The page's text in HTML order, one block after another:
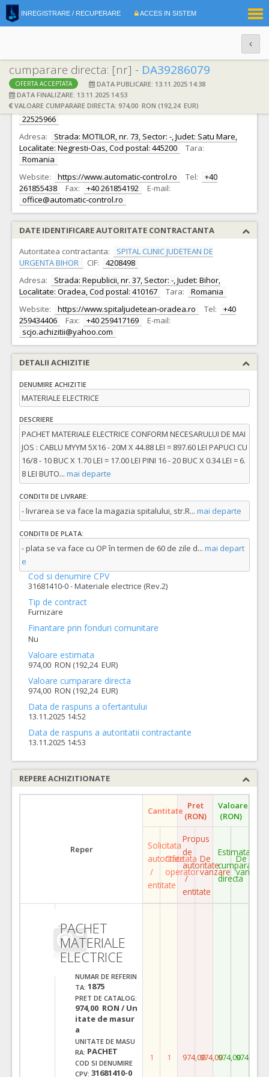
INREGISTRARE / RECUPERARE ACCES IN SISTEM
cumparare directa: [nr] - DA39286079
OFERTA ACCEPTATA
DATA PUBLICARE: 13.11.2025 14:38
DATA FINALIZARE: 13.11.2025 14:53
VALOARE CUMPARARE DIRECTA: 974,00 RON (192,24 EUR)
DATE IDENTIFICARE OFERTANT
Ofertant: S.C. AUTOMATIC CONTROL S.R.L. S.R.L.
22525966
Adresa:
Strada: MOTILOR, nr. 73, Sector: -, Judet: Satu Mare,
Localitate: Negresti-Oas, Cod postal: 445200
Tara:
Romania
Website:
https://www.automatic-control.ro Tel:
+40
261855438
Fax: +40 261854192
E-mail:
office@automatic-control.ro
DATE IDENTIFICARE AUTORITATE CONTRACTANTA
Autoritatea contractanta:
SPITAL CLINIC JUDETEAN DE
URGENTA BIHOR
CIF:
4208498
Adresa:
Strada: Republicii, nr. 37, Sector: -, Judet: Bihor,
Localitate: Oradea, Cod postal: 410167
Tara:
Romania
Website:
https://www.spitaljudetean-oradea.ro Tel:
+40
259434406
Fax: +40 259417169
E-mail:
scjo.achizitii@yahoo.com
DETALII ACHIZITIE
DENUMIRE ACHIZITIE
MATERIALE ELECTRICE
DESCRIERE
PACHET MATERIALE ELECTRICE CONFORM NECESARULUI DE MAI
JOS : CABLU MYYM 5X16 - 20M X 44.88 LEI = 897.60 LEI PAPUCI CU
16/8 - 10 BUC X 1.70 LEI = 17.00 LEI PINI 16 - 20 BUC X 0.34 LEI = 6.
8 LEI BUTO... mai departe
CONDITII DE LIVRARE:
- livrarea se va face la magazia spitalului, str.R... mai departe
CONDITII DE PLATA:
- plata se va face cu OP în termen de 60 de zile d... mai depart
e
Cod si denumire CPV
31681410-0 - Materiale electrice (Rev.2)
Tip de contract
Furnizare
Finantare prin fonduri comunitare
Nu
Valoare estimata
974,00 RON (192,24 EUR)
Valoare cumparare directa
974,00 RON (192,24 EUR)
Data de raspuns a ofertantului
13.11.2025 14:52
Data de raspuns a autoritatii contractante
13.11.2025 14:53
REPERE ACHIZITIONATE
Reper
Cantitate Pret
(RON)
Valoare
(RON)
Solicitata
autoritate
/
entitate
Ofertata
operator
Propus
de
autoritate
/
entitate
De
vanzare
Estimata
cumparare
directa
De
vanzare
PACHET
MATERIALE
ELECTRICE
NUMAR DE REFERIN
TA: 1875
PRET DE CATALOG:
974,00 RON / Un
itate de masur
a
UNITATE DE MASU
RA: PACHET
COD SI DENUMIRE
CPV: 31681410-0
1 1 974,00974,00974,00974,00